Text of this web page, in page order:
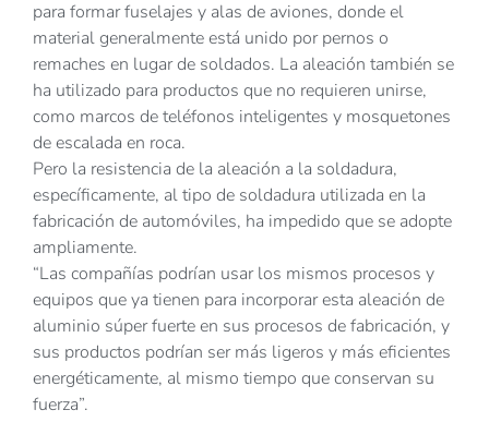
para formar fuselajes y alas de aviones, donde el
material generalmente está unido por pernos o
remaches en lugar de soldados. La aleación también se
ha utilizado para productos que no requieren unirse,
como marcos de teléfonos inteligentes y mosquetones
de escalada en roca.
Pero la resistencia de la aleación a la soldadura,
específicamente, al tipo de soldadura utilizada en la
fabricación de automóviles, ha impedido que se adopte
ampliamente.
“Las compañías podrían usar los mismos procesos y
equipos que ya tienen para incorporar esta aleación de
aluminio súper fuerte en sus procesos de fabricación, y
sus productos podrían ser más ligeros y más eficientes
energéticamente, al mismo tiempo que conservan su
fuerza”.